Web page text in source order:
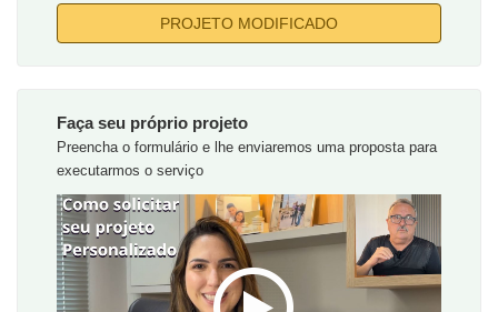
PROJETO MODIFICADO
Faça seu próprio projeto
Preencha o formulário e lhe enviaremos uma proposta para
executarmos o serviço